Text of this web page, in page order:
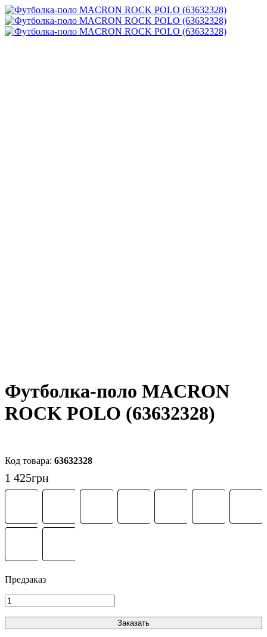
Футболка-поло MACRON
ROCK POLO (63632328)
63632328
1 425грн
Заказать